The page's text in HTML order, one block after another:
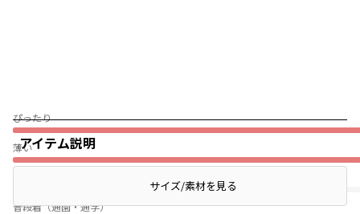
ぴったり
薄い
普段着（通園・通学）
アイテム説明
サイズ/素材を見る